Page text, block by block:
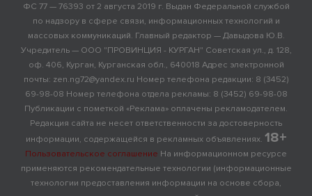
ФС 77 — 76393 от 2 августа 2019 г. Выдан Федеральной службой
по надзору в сфере связи, информационных технологий и
массовых коммуникаций. Главный редактор — Давыдова Ю.В.
Учредитель — ООО "ПРОВИНЦИЯ - КУРГАН" Советская ул., д. 128,
оф. 406, Курган, Курганская обл., 640018 Адрес электронной
почты: zen.ng72@yandex.ru Номер телефона редакции: 8 (3452)
69-98-08 Номер телефона отдела рекламы: 8 (3452) 69-98-08
Публикации с пометкой «Реклама» оплачены рекламодателем.
Редакция сайта не несет ответственности за достоверность
информации, содержащейся в рекламных объявлениях. 18+
Пользовательское соглашение На информационном ресурсе
применяются рекомендательные технологии (информационные
технологии предоставления информации на основе сбора,